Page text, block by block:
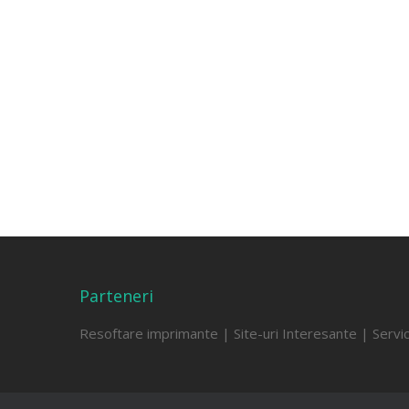
Parteneri
Resoftare imprimante | Site-uri Interesante |